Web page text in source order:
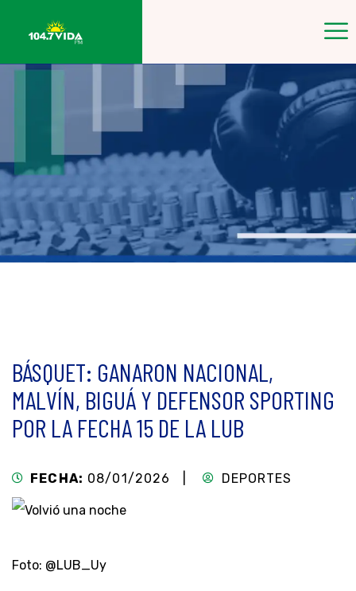
BÁSQUET: GANARON NACIONAL,
MALVÍN, BIGUÁ Y DEFENSOR SPORTING
POR LA FECHA 15 DE LA LUB
FECHA: 08/01/2026 | DEPORTES
Foto: @LUB_Uy